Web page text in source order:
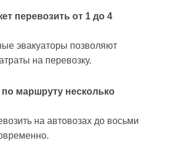
перевозить от 1 до 4
эвакуаторы позволяют
на перевозку.
по маршруту несколько
на автовозах до восьми